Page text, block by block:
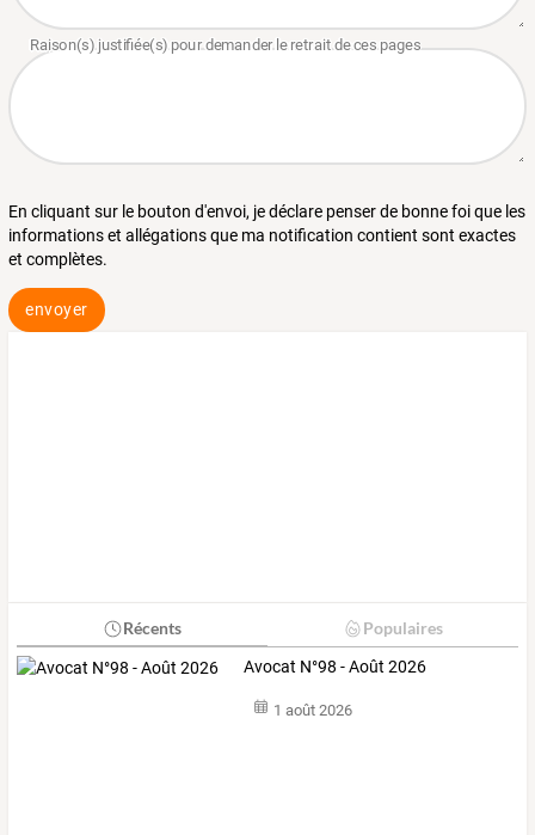
En cliquant sur le bouton d'envoi, je déclare penser de bonne foi que les
informations et allégations que ma notification contient sont exactes
et complètes.
envoyer
Récents Populaires
Avocat N°98 - Août 2026
1 août 2026